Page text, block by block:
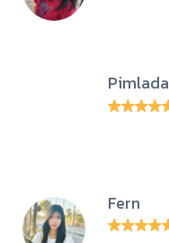
Pimlada
Fern